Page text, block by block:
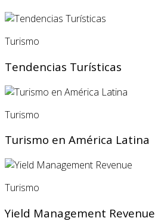
Turismo
Tendencias Turísticas
Turismo
Turismo en América Latina
Turismo
Yield Management Revenue